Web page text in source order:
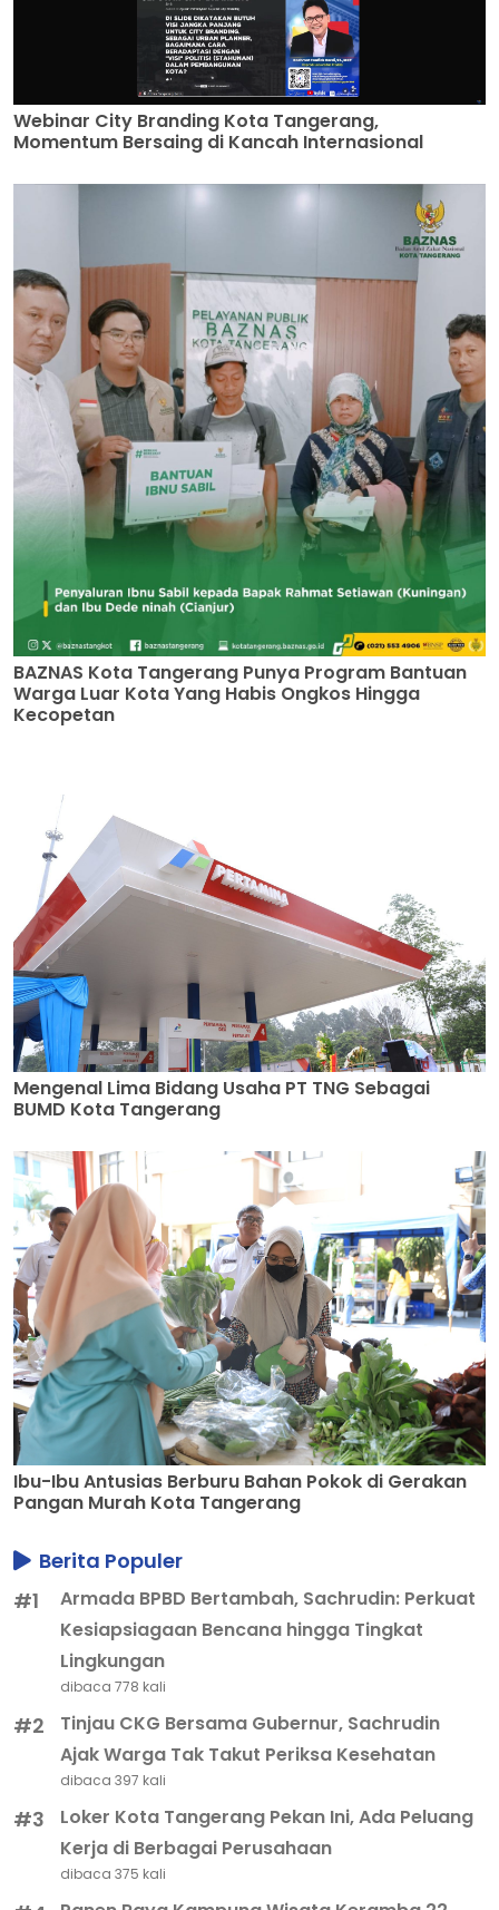
Webinar City Branding Kota Tangerang,
Momentum Bersaing di Kancah Internasional
BAZNAS Kota Tangerang Punya Program Bantuan
Warga Luar Kota Yang Habis Ongkos Hingga
Kecopetan
Mengenal Lima Bidang Usaha PT TNG Sebagai
BUMD Kota Tangerang
Ibu-Ibu Antusias Berburu Bahan Pokok di Gerakan
Pangan Murah Kota Tangerang
Berita Populer
#1
Armada BPBD Bertambah, Sachrudin: Perkuat
Kesiapsiagaan Bencana hingga Tingkat
Lingkungan
dibaca 778 kali
#2
Tinjau CKG Bersama Gubernur, Sachrudin
Ajak Warga Tak Takut Periksa Kesehatan
dibaca 397 kali
#3
Loker Kota Tangerang Pekan Ini, Ada Peluang
Kerja di Berbagai Perusahaan
dibaca 375 kali